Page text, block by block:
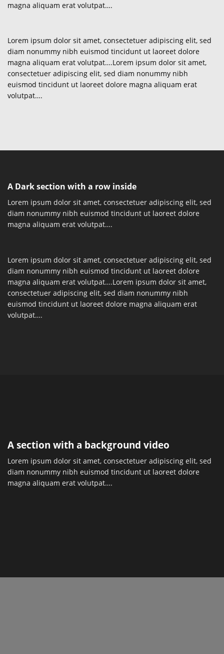
magna aliquam erat volutpat….
Lorem ipsum dolor sit amet, consectetuer adipiscing elit, sed
diam nonummy nibh euismod tincidunt ut laoreet dolore
magna aliquam erat volutpat….Lorem ipsum dolor sit amet,
consectetuer adipiscing elit, sed diam nonummy nibh
euismod tincidunt ut laoreet dolore magna aliquam erat
volutpat….
A Dark section with a row inside
Lorem ipsum dolor sit amet, consectetuer adipiscing elit, sed
diam nonummy nibh euismod tincidunt ut laoreet dolore
magna aliquam erat volutpat….
Lorem ipsum dolor sit amet, consectetuer adipiscing elit, sed
diam nonummy nibh euismod tincidunt ut laoreet dolore
magna aliquam erat volutpat….Lorem ipsum dolor sit amet,
consectetuer adipiscing elit, sed diam nonummy nibh
euismod tincidunt ut laoreet dolore magna aliquam erat
volutpat….
A section with a background video
Lorem ipsum dolor sit amet, consectetuer adipiscing elit, sed
diam nonummy nibh euismod tincidunt ut laoreet dolore
magna aliquam erat volutpat….